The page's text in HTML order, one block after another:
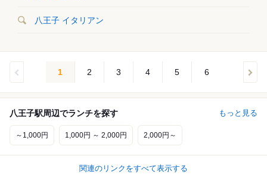
八王子 イタリアン
1 2 3 4 5 6
八王子駅周辺でランチを探す もっと見る
～1,000円 1,000円 ～ 2,000円 2,000円～
関連のリンクをすべて表示する